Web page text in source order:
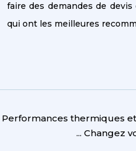
faire des demandes de
qui ont les meilleures
Performances thermiques
... Changez